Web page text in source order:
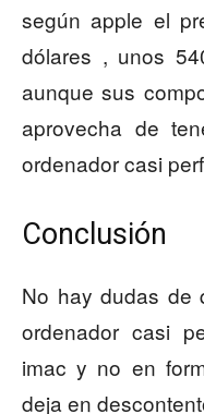
según apple el
dólares , unos
aunque sus
aprovecha de
ordenador casi
Conclusión
No hay dudas de
ordenador casi
imac y no en
deja en